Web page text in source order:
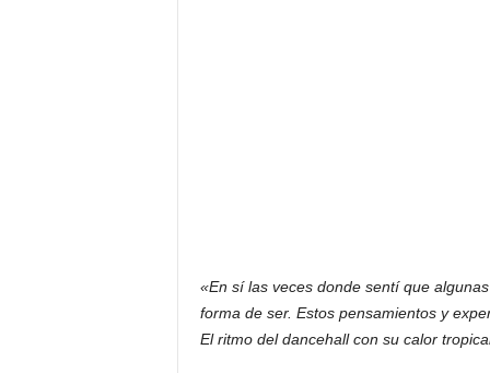
«En sí las veces donde sentí que
forma de ser. Estos pensamientos y
El ritmo del dancehall con su calor